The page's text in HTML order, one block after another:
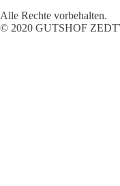
Alle Rechte vorbehalten.
© 2020 GUTSHOF